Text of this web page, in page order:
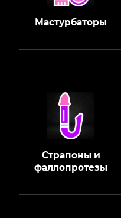
Мастурбаторы
Страпоны и
фаллопротезы